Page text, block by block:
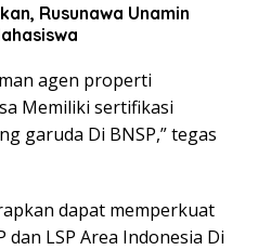
Rusunawa Unamin
agen properti
Memiliki sertifikasi
garuda Di BNSP,” tegas
dapat memperkuat
LSP Area Indonesia Di